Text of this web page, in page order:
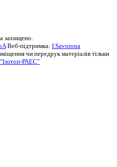
захищено.
Веб-підтримка: I.Savorona
чи передрук матеріалів тільки
РАЕС"